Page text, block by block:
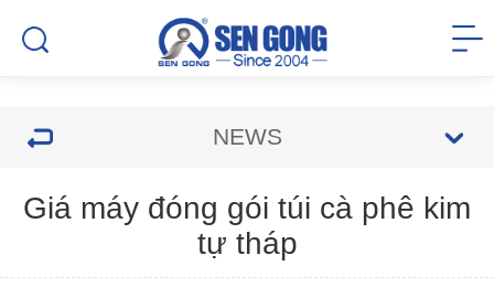
NEWS
Giá máy đóng gói túi cà phê kim
tự tháp